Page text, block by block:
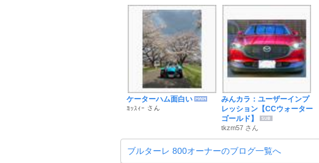
ケーターハム面白い
ﾖｯｽｨｰ さん
みんカラ：ユーザーインプ
レッション【CCウォーター
ゴールド】
tkzm57 さん
ブルターレ 800オーナーのブログ一覧へ